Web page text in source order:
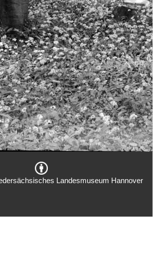
Landesmuseum Hannover